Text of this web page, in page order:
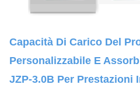
Capacità Di Carico Del
Personalizzabile E
JZP-3.0B Per Prestazioni